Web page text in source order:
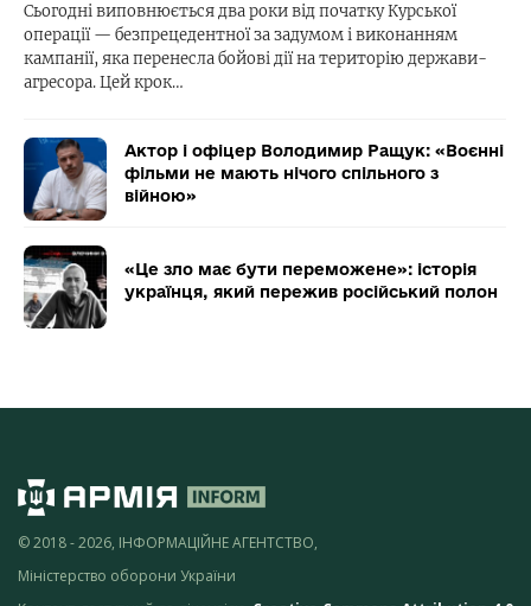
Сьогодні виповнюється два роки від початку Курської
операції — безпрецедентної за задумом і виконанням
кампанії, яка перенесла бойові дії на територію держави-
агресора. Цей крок…
Актор і офіцер Володимир Ращук: «Воєнні
фільми не мають нічого спільного з
війною»
«Це зло має бути переможене»: історія
українця, який пережив російський полон
© 2018 - 2026, ІНФОРМАЦІЙНЕ АГЕНТСТВО,
Міністерство оборони України